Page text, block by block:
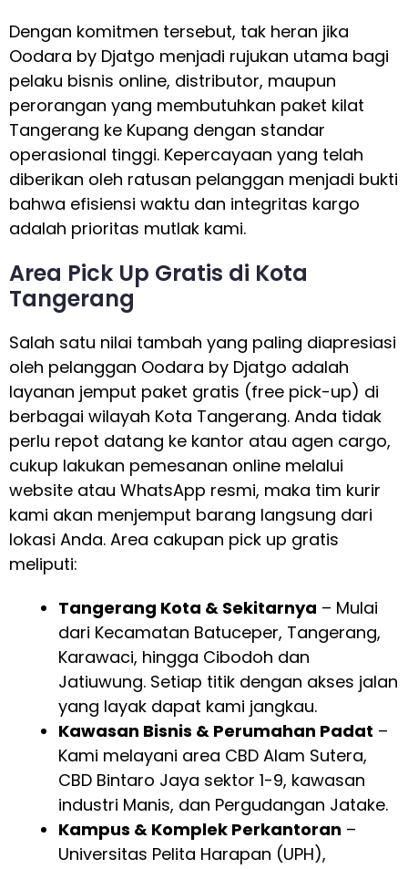
Dengan komitmen tersebut, tak heran jika
Oodara by Djatgo menjadi rujukan utama bagi
pelaku bisnis online, distributor, maupun
perorangan yang membutuhkan paket kilat
Tangerang ke Kupang dengan standar
operasional tinggi. Kepercayaan yang telah
diberikan oleh ratusan pelanggan menjadi bukti
bahwa efisiensi waktu dan integritas kargo
adalah prioritas mutlak kami.
Area Pick Up Gratis di Kota
Tangerang
Salah satu nilai tambah yang paling diapresiasi
oleh pelanggan Oodara by Djatgo adalah
layanan jemput paket gratis (free pick-up) di
berbagai wilayah Kota Tangerang. Anda tidak
perlu repot datang ke kantor atau agen cargo,
cukup lakukan pemesanan online melalui
website atau WhatsApp resmi, maka tim kurir
kami akan menjemput barang langsung dari
lokasi Anda. Area cakupan pick up gratis
meliputi:
Tangerang Kota & Sekitarnya – Mulai
dari Kecamatan Batuceper, Tangerang,
Karawaci, hingga Cibodoh dan
Jatiuwung. Setiap titik dengan akses jalan
yang layak dapat kami jangkau.
Kawasan Bisnis & Perumahan Padat –
Kami melayani area CBD Alam Sutera,
CBD Bintaro Jaya sektor 1-9, kawasan
industri Manis, dan Pergudangan Jatake.
Kampus & Komplek Perkantoran –
Universitas Pelita Harapan (UPH),